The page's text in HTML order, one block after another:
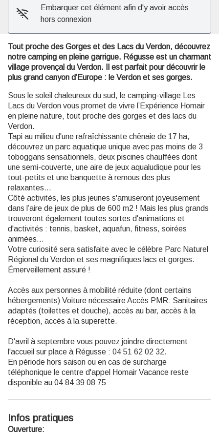
Embarquer cet élément afin d'y avoir accès
hors connexion
Tout proche des Gorges et des Lacs du Verdon, découvrez
notre camping en pleine garrigue. Régusse est un charmant
village provençal du Verdon. Il est parfait pour découvrir le
plus grand canyon d’Europe : le Verdon et ses gorges.
Sous le soleil chaleureux du sud, le camping-village Les
Lacs du Verdon vous promet de vivre l’Expérience Homair
en pleine nature, tout proche des gorges et des lacs du
Verdon.
Tapi au milieu d'une rafraîchissante chênaie de 17 ha,
découvrez un parc aquatique unique avec pas moins de 3
toboggans sensationnels, deux piscines chauffées dont
une semi-couverte, une aire de jeux aqualudique pour les
tout-petits et une banquette à remous des plus
relaxantes...
Côté activités, les plus jeunes s'amuseront joyeusement
dans l’aire de jeux de plus de 600 m2 ! Mais les plus grands
trouveront également toutes sortes d'animations et
d'activités : tennis, basket, aquafun, fitness, soirées
animées...
Votre curiosité sera satisfaite avec le célèbre Parc Naturel
Régional du Verdon et ses magnifiques lacs et gorges.
Émerveillement assuré !
Accès aux personnes à mobilité réduite (dont certains
hébergements) Voiture nécessaire Accès PMR: Sanitaires
adaptés (toilettes et douche), accès au bar, accès à la
réception, accès à la superette.
D'avril à septembre vous pouvez joindre directement
l'accueil sur place à Régusse : 04 51 62 02 32.
En période hors saison ou en cas de surcharge
téléphonique le centre d'appel Homair Vacance reste
disponible au 04 84 39 08 75
Infos pratiques
Ouverture: